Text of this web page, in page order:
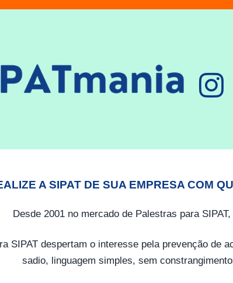
A SIPAT DE SUA EMPRESA COM
Desde 2001 no mercado de Palestras para
SIPAT despertam o interesse pela prevenção de
sadio, linguagem simples, sem